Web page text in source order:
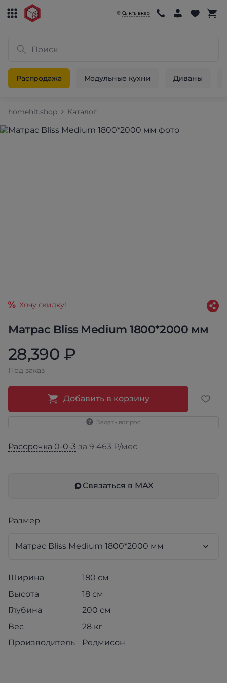
Сыктывкар
Распродажа Модульные кухни Диваны
homehit.shop Каталог
Матрас Bliss Medium 1800*2000 мм
Хочу скидку!
28,390 ₽
Под заказ
Добавить в корзину
Задать вопрос
Рассрочка 0-0-3 за 9 463 ₽/мес
Связаться в МАХ
Размер
Ширина
180 см
Высота
18 см
Глубина
200 см
Вес
28 кг
Производитель
Редмисон